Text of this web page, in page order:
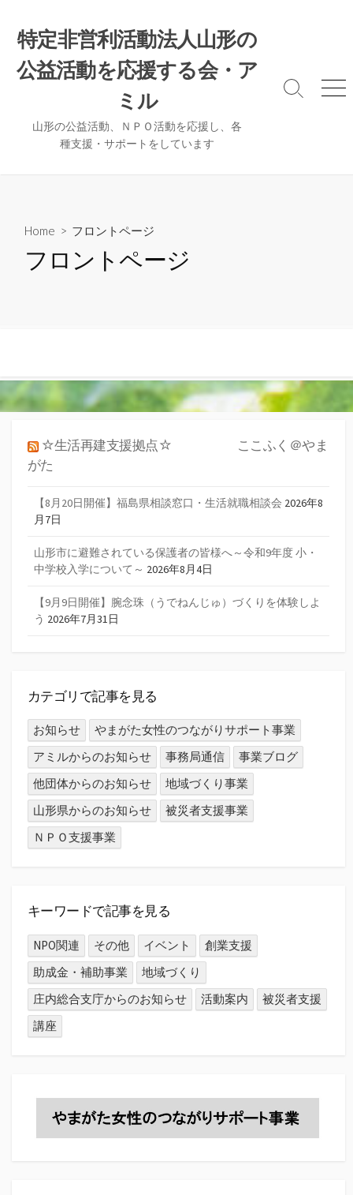
特定非営利活動法人山形の
公益活動を応援する会・ア
ミル
山形の公益活動、ＮＰＯ活動を応援し、各
種支援・サポートをしています
検
メ
Home > フロントページ
フロントページ
☆生活再建支援拠点☆ ここふく＠やま
がた
【8月20日開催】福島県相談窓口・生活就職相談会 2026年8
月7日
山形市に避難されている保護者の皆様へ～令和9年度 小・
中学校入学について～ 2026年8月4日
【9月9日開催】腕念珠（うでねんじゅ）づくりを体験しよ
う 2026年7月31日
カテゴリで記事を見る
お知らせ
やまがた女性のつながりサポート事業
アミルからのお知らせ
事務局通信
事業ブログ
他団体からのお知らせ
地域づくり事業
山形県からのお知らせ
被災者支援事業
ＮＰＯ支援事業
キーワードで記事を見る
NPO関連 その他 イベント
創業支援
助成金・補助事業
地域づくり
庄内総合支庁からのお知らせ
活動案内
被災者支援
講座